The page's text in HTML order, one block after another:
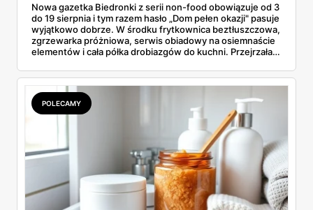
Nowa gazetka Biedronki z serii non-food obowiązuje od 3
do 19 sierpnia i tym razem hasło „Dom pełen okazji" pasuje
wyjątkowo dobrze. W środku frytkownica beztłuszczowa,
zgrzewarka próżniowa, serwis obiadowy na osiemnaście
elementów i cała półka drobiazgów do kuchni. Przejrzałam
się przy półce z samego rana.
POLECAMY